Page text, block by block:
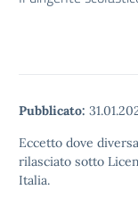
Pubblicato:
Eccetto dove
rilasciato sotto
Italia.